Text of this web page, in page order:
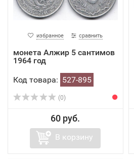
избранное сравнить
монета Алжир 5 сантимов
1964 год
Код товара: 527-895
(0)
60 руб.
В корзину